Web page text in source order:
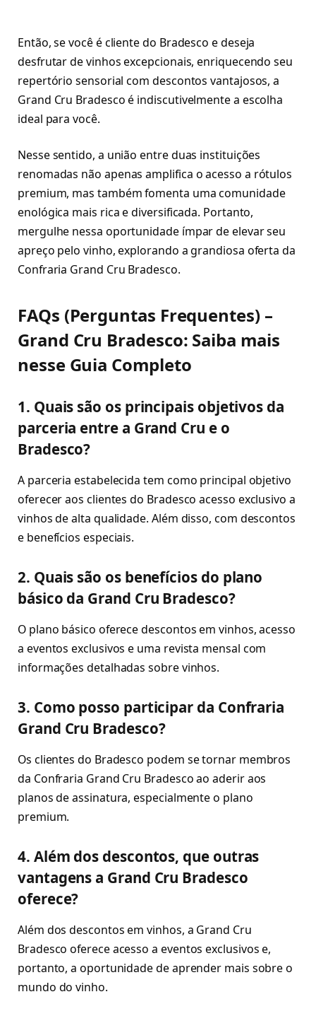
Então, se você é cliente do Bradesco e deseja
desfrutar de vinhos excepcionais, enriquecendo seu
repertório sensorial com descontos vantajosos, a
Grand Cru Bradesco é indiscutivelmente a escolha
ideal para você.
Nesse sentido, a união entre duas instituições
renomadas não apenas amplifica o acesso a rótulos
premium, mas também fomenta uma comunidade
enológica mais rica e diversificada. Portanto,
mergulhe nessa oportunidade ímpar de elevar seu
apreço pelo vinho, explorando a grandiosa oferta da
Confraria Grand Cru Bradesco.
FAQs (Perguntas Frequentes) –
Grand Cru Bradesco: Saiba mais
nesse Guia Completo
1. Quais são os principais objetivos da
parceria entre a Grand Cru e o
Bradesco?
A parceria estabelecida tem como principal objetivo
oferecer aos clientes do Bradesco acesso exclusivo a
vinhos de alta qualidade. Além disso, com descontos
e benefícios especiais.
2. Quais são os benefícios do plano
básico da Grand Cru Bradesco?
O plano básico oferece descontos em vinhos, acesso
a eventos exclusivos e uma revista mensal com
informações detalhadas sobre vinhos.
3. Como posso participar da Confraria
Grand Cru Bradesco?
Os clientes do Bradesco podem se tornar membros
da Confraria Grand Cru Bradesco ao aderir aos
planos de assinatura, especialmente o plano
premium.
4. Além dos descontos, que outras
vantagens a Grand Cru Bradesco
oferece?
Além dos descontos em vinhos, a Grand Cru
Bradesco oferece acesso a eventos exclusivos e,
portanto, a oportunidade de aprender mais sobre o
mundo do vinho.